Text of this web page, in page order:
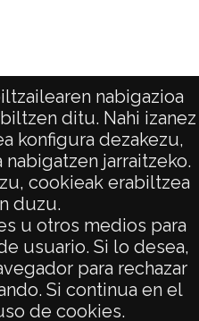
nabigazioa
ditu. Nahi izanez
konfigura dezakezu,
jarraitzeko.
cookieak erabiltzea
duzu.
u otros medios para
usuario. Si lo desea,
para rechazar
Si continua en el
de cookies.
1–2 de 2
results